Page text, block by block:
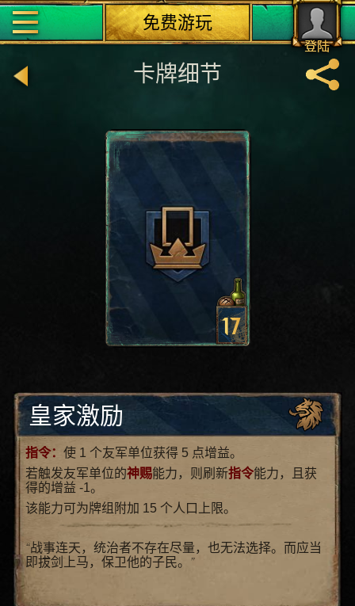
登陆
免费游玩
卡牌细节
17
皇家激励
指令： 使 1 个友军单位获得 5 点增益。
若触发友军单位的神赐能力，则刷新指令能力，且获
得的增益 -1。
该能力可为牌组附加 15 个人口上限。
“战事连天，统治者不存在尽量，也无法选择。而应当
即拔剑上马，保卫他的子民。”